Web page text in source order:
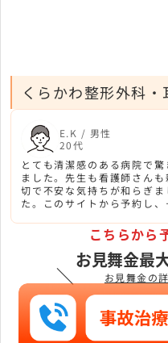
くらかわ整形外科
E.K / 男性
20代
とても清潔感のある病院で驚
ました。先生も看護師さんも
切で不安な気持ちが和らぎま
た。このサイトから予約し、
＼
こちらから
お見舞金最
お見舞金の